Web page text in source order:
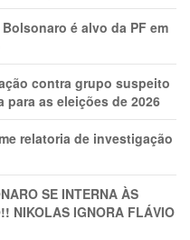
é alvo da PF em
contra grupo suspeito
as eleições de 2026
relatoria de investigação
SE INTERNA ÀS
NIKOLAS IGNORA FLÁVIO